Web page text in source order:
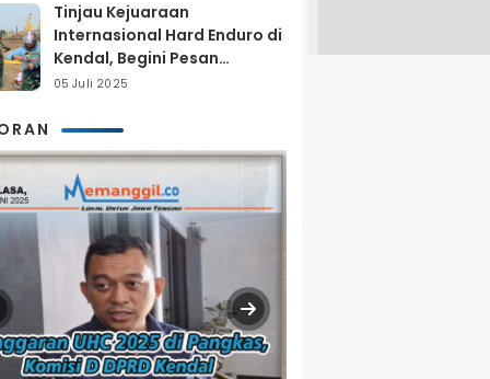
Tinjau Kejuaraan
Internasional Hard Enduro di
Kendal, Begini Pesan
Laksamana Pertama TNI AL
05 Juli 2025